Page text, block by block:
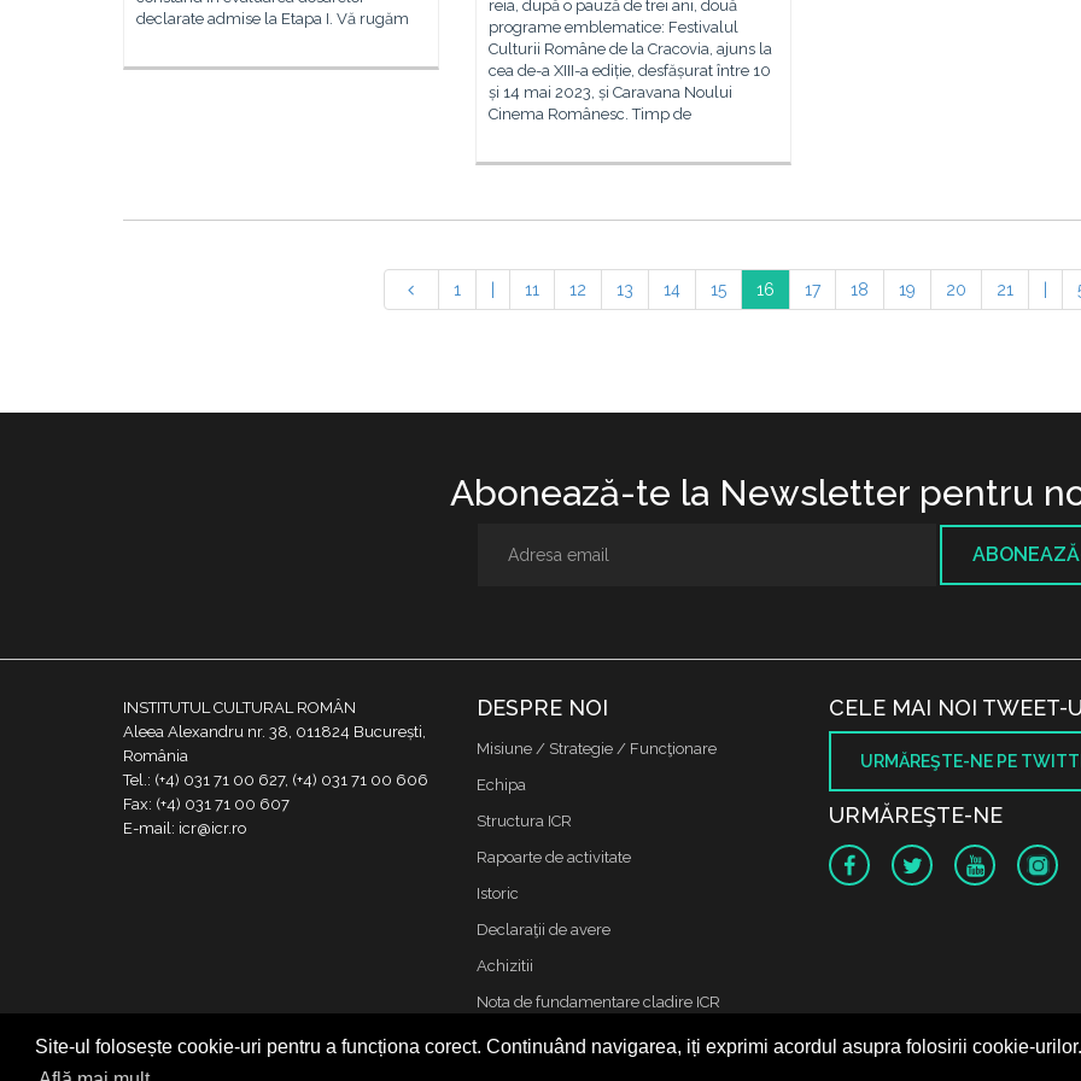
Site-ul folosește cookie-uri pentru a funcționa corect. Continuând navigarea, iți exprimi acordul asupra folosirii cookie-urilor.
declarate admise la Etapa I. Vă rugăm
reia, după o pauză de trei ani, două
programe emblematice: Festivalul
Culturii Române de la Cracovia, ajuns la
cea de-a XIII-a ediție, desfășurat între 10
și 14 mai 2023, și Caravana Noului
Cinema Românesc. Timp de
1 11 12 13 14 15 16 17 18 19 20 21
Abonează-te la Newsletter pentru
INSTITUTUL CULTURAL ROMÂN
Aleea Alexandru nr. 38, 011824 București,
România
Tel.: (+4) 031 71 00 627, (+4) 031 71 00 606
Fax: (+4) 031 71 00 607
E-mail: icr@icr.ro
DESPRE NOI
Misiune / Strategie / Funcţionare
Echipa
Structura ICR
Rapoarte de activitate
Istoric
Declaraţii de avere
Achizitii
Nota de fundamentare cladire ICR
Contact
CELE MAI NOI TWEET-
URMĂREŞTE-NE PE
URMĂREŞTE-NE